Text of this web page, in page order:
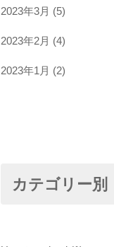
2023年3月 (5)
2023年2月 (4)
2023年1月 (2)
カテゴリー別